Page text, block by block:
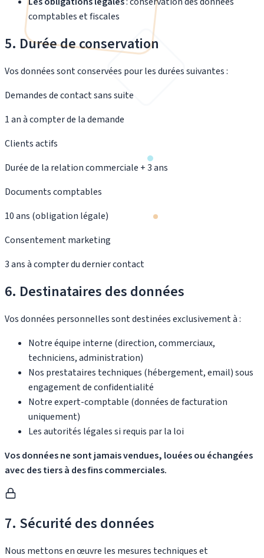
comptables et fiscales
5. Durée de conservation
Vos données sont conservées pour les durées suivantes :
Demandes de contact sans suite
1 an à compter de la demande
Clients actifs
Durée de la relation commerciale + 3 ans
Documents comptables
10 ans (obligation légale)
Consentement marketing
3 ans à compter du dernier contact
6. Destinataires des données
Vos données personnelles sont destinées exclusivement à :
Notre équipe interne (direction, commerciaux,
techniciens, administration)
Nos prestataires techniques (hébergement, email) sous
engagement de confidentialité
Notre expert-comptable (données de facturation
uniquement)
Les autorités légales si requis par la loi
Vos données ne sont jamais vendues, louées ou échangées
avec des tiers à des fins commerciales.
7. Sécurité des données
Nous mettons en œuvre les mesures techniques et